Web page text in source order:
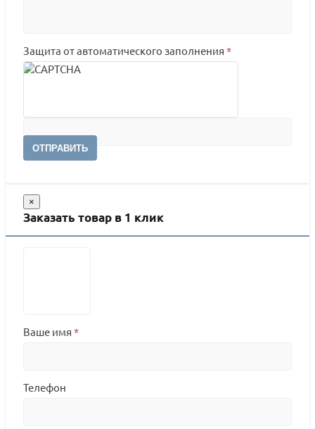
Защита от автоматического заполнения *
ОТПРАВИТЬ
×
Заказать товар в 1 клик
Ваше имя *
Телефон